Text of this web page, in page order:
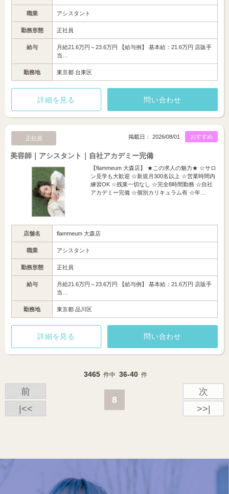
職業 アシスタント
勤務形態 正社員
給与
月給21.6万円～23.6万円 【給与例】 基本給：21.6万円 店販手
当…
勤務地 東京都 台東区
詳細を見る 問い合わせ
正社員 おすすめ
掲載日： 2026/08/01
美容師｜アシスタント｜自社アカデミー完備
【flammeum 大森店】 ★この求人の魅力★ ☆サロ
ン見学も大歓迎 ☆新規月300名以上 ☆営業時間内
練習OK ☆残業一切なし ☆完全8時間勤務 ☆自社
アカデミー完備 ☆個別カリキュラム有 ☆年…
店舗名 flammeum 大森店
職業 アシスタント
勤務形態 正社員
給与
月給21.6万円～23.6万円 【給与例】 基本給：21.6万円 店販手
当…
勤務地 東京都 品川区
詳細を見る 問い合わせ
3465 件中 36-40 件
|<<
前
8
次
>>|